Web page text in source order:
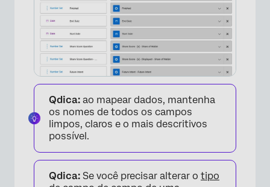
Qdica: ao mapear dados, mantenha
os nomes de todos os campos
limpos, claros e o mais descritivos
possível.
Qdica: Se você precisar alterar o tipo